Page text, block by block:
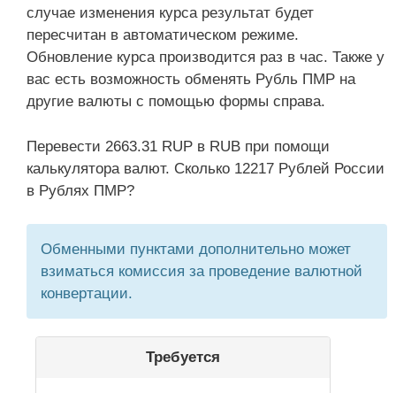
случае изменения курса результат будет
пересчитан в автоматическом режиме.
Обновление курса производится раз в час. Также у
вас есть возможность обменять Рубль ПМР на
другие валюты с помощью формы справа.
Перевести 2663.31 RUP в RUB при помощи
калькулятора валют. Сколько 12217 Рублей России
в Рублях ПМР?
Обменными пунктами дополнительно может
взиматься комиссия за проведение валютной
конвертации.
Требуется